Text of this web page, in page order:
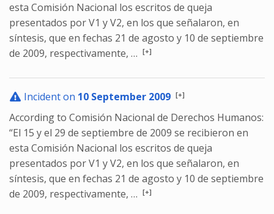
esta Comisión Nacional los escritos de queja
presentados por V1 y V2, en los que señalaron, en
síntesis, que en fechas 21 de agosto y 10 de septiembre
de 2009, respectivamente, … [+]
Incident on 10 September 2009 [+]
According to Comisión Nacional de Derechos Humanos:
“El 15 y el 29 de septiembre de 2009 se recibieron en
esta Comisión Nacional los escritos de queja
presentados por V1 y V2, en los que señalaron, en
síntesis, que en fechas 21 de agosto y 10 de septiembre
de 2009, respectivamente, … [+]